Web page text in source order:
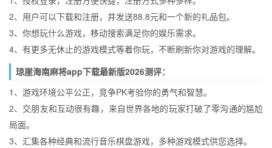
2、用户可以下载和注册，并发送88.8元和一个新的礼品包。
3、你想玩什么游戏，移动搜索满足你的娱乐需求。
4、有更多无休止的游戏模式等着你玩，不断刷新你对游戏的理解。
琼崖海南麻将app下载最新版2026测评：
1、游戏环境公平公正，竞争PK考验你的勇气和智慧。
2、交朋友和互动很有趣，来自世界各地的玩家打破了零沟通的尴尬
局面。
3、汇集各种经典和流行音乐棋盘游戏，多种游戏模式供您选择。